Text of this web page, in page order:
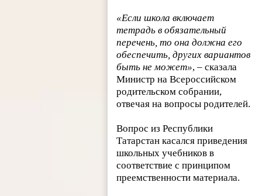
«Если школа включает
тетрадь в обязательный
перечень, то она должна его
обеспечить, других вариантов
быть не может», – сказала
Министр на Всероссийском
родительском собрании,
отвечая на вопросы родителей.
Вопрос из Республики
Татарстан касался приведения
школьных учебников в
соответствие с принципом
преемственности материала.